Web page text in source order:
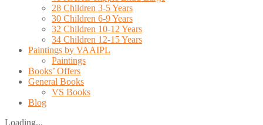
28 Children 3-5 Years
30 Children 6-9 Years
32 Children 10-12 Years
34 Children 12-15 Years
Paintings by VAAIPL
Paintings
Books’ Offers
General Books
VS Books
Blog
Loading...